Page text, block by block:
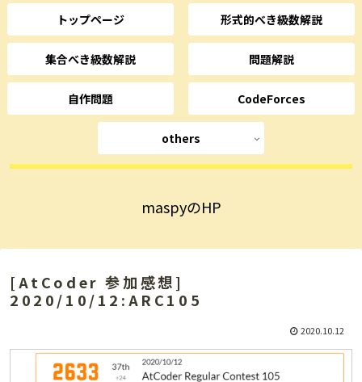
maspyのHP
トップページ 形式的べき級数解説
集合べき級数解説 問題解説
自作問題 CodeForces
others
[AtCoder 参加感想]
2020/10/12:ARC105
2020.10.12